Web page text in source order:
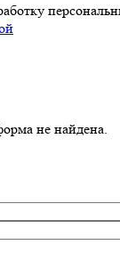
не найдена.